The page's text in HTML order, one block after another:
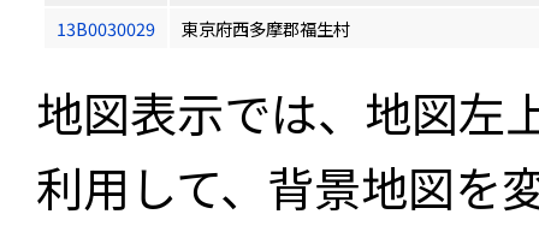
13B0030029
東京府西多摩郡福生村
地図表示では、地図左
利用して、背景地図を